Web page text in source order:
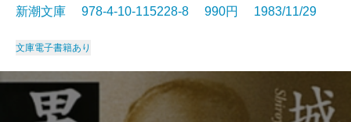
新潮文庫 978-4-10-115228-8 990円 1983/11/29
文庫電子書籍あり